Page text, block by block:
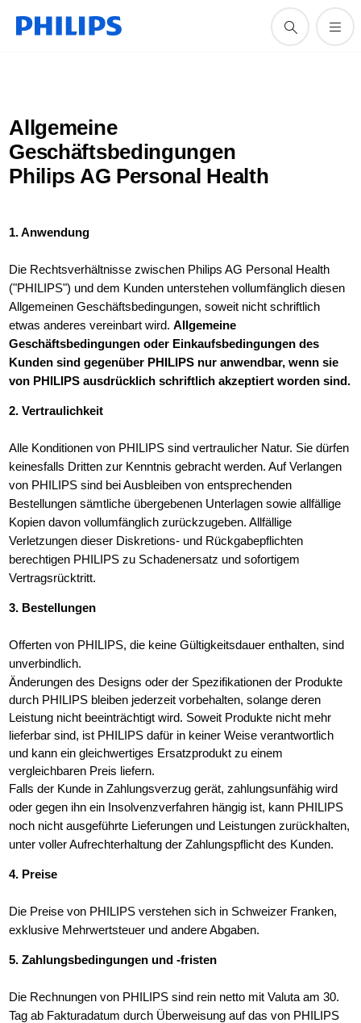
Allgemeine
Geschäftsbedingungen
Philips AG Personal Health
1. Anwendung
Die Rechtsverhältnisse zwischen Philips AG Personal Health
("PHILIPS") und dem Kunden unterstehen vollumfänglich diesen
Allgemeinen Geschäftsbedingungen, soweit nicht schriftlich
etwas anderes vereinbart wird.Allgemeine
Geschäftsbedingungen oder Einkaufsbedingungen des
Kunden sind gegenüber PHILIPS nur anwendbar, wenn sie
von PHILIPS ausdrücklich schriftlich akzeptiert worden sind.
2. Vertraulichkeit
Alle Konditionen von PHILIPS sind vertraulicher Natur. Sie dürfen
keinesfalls Dritten zur Kenntnis gebracht werden. Auf Verlangen
von PHILIPS sind bei Ausbleiben von entsprechenden
Bestellungen sämtliche übergebenen Unterlagen sowie allfällige
Kopien davon vollumfänglich zurückzugeben. Allfällige
Verletzungen dieser Diskretions- und Rückgabepflichten
berechtigen PHILIPS zu Schadenersatz und sofortigem
Vertragsrücktritt.
3. Bestellungen
Offerten von PHILIPS, die keine Gültigkeitsdauer enthalten, sind
unverbindlich.
Änderungen des Designs oder der Spezifikationen der Produkte
durch PHILIPS bleiben jederzeit vorbehalten, solange deren
Leistung nicht beeinträchtigt wird. Soweit Produkte nicht mehr
lieferbar sind, ist PHILIPS dafür in keiner Weise verantwortlich
und kann ein gleichwertiges Ersatzprodukt zu einem
vergleichbaren Preis liefern.
Falls der Kunde in Zahlungsverzug gerät, zahlungsunfähig wird
oder gegen ihn ein Insolvenzverfahren hängig ist, kann PHILIPS
noch nicht ausgeführte Lieferungen und Leistungen zurückhalten,
unter voller Aufrechterhaltung der Zahlungspflicht des Kunden.
4. Preise
Die Preise von PHILIPS verstehen sich in Schweizer Franken,
exklusive Mehrwertsteuer und andere Abgaben.
5. Zahlungsbedingungen und -fristen
Die Rechnungen von PHILIPS sind rein netto mit Valuta am 30.
Tag ab Fakturadatum durch Überweisung auf das von PHILIPS